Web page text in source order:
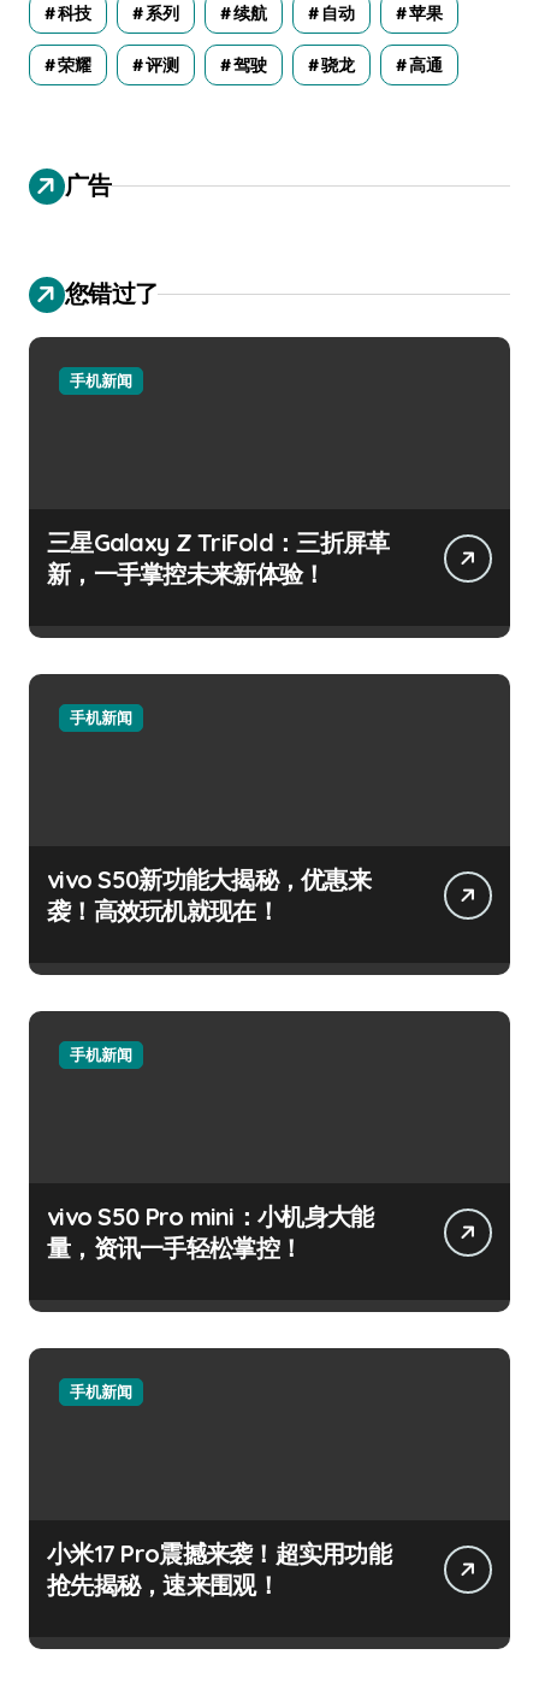
科技 系列 续航 自动 苹果
荣耀 评测 驾驶 骁龙 高通
广告
您错过了
手机新闻
三星Galaxy Z TriFold：三折屏革
新，一手掌控未来新体验！
手机新闻
vivo S50新功能大揭秘，优惠来
袭！高效玩机就现在！
手机新闻
vivo S50 Pro mini：小机身大能
量，资讯一手轻松掌控！
手机新闻
小米17 Pro震撼来袭！超实用功能
抢先揭秘，速来围观！